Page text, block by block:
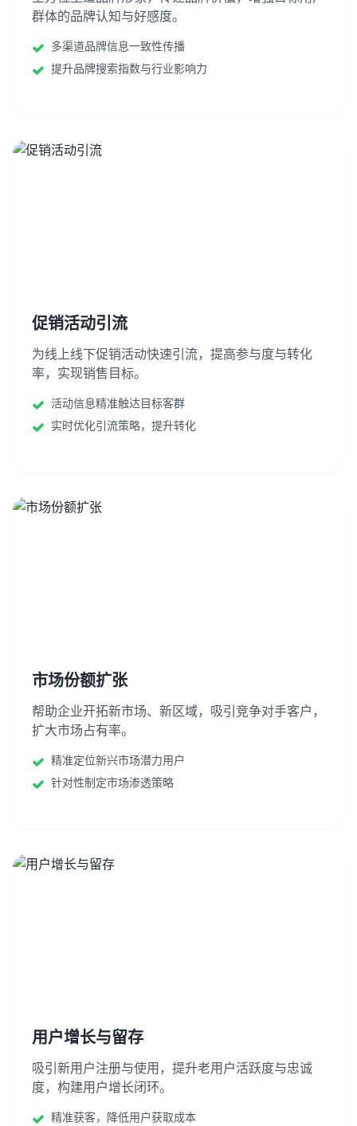
群体的品牌认知与好感度。
多渠道品牌信息一致性传播
提升品牌搜索指数与行业影响力
促销活动引流
为线上线下促销活动快速引流，提高参与度与转化
率，实现销售目标。
活动信息精准触达目标客群
实时优化引流策略，提升转化
市场份额扩张
帮助企业开拓新市场、新区域，吸引竞争对手客户，
扩大市场占有率。
精准定位新兴市场潜力用户
针对性制定市场渗透策略
用户增长与留存
吸引新用户注册与使用，提升老用户活跃度与忠诚
度，构建用户增长闭环。
精准获客，降低用户获取成本